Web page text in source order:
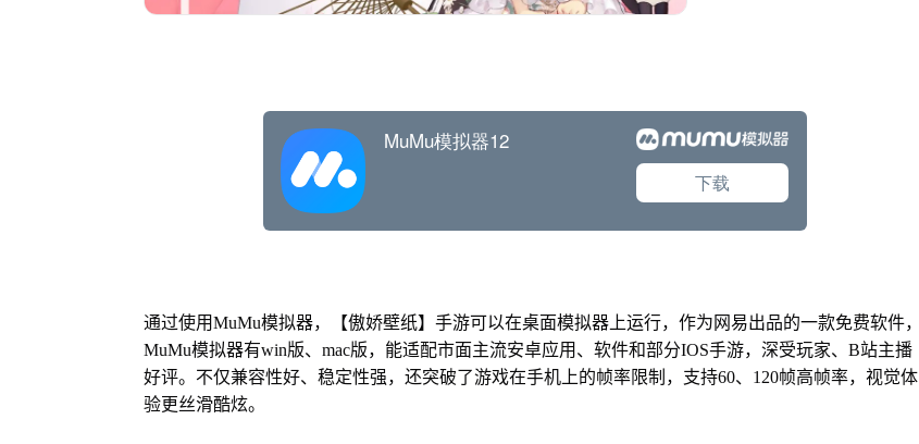
通过使用MuMu模拟器，【傲娇壁纸】手游可以在桌面模拟器上运行，作为网易出品的一款免费软件，
MuMu模拟器有win版、mac版，能适配市面主流安卓应用、软件和部分IOS手游，深受玩家、B站主播
好评。不仅兼容性好、稳定性强，还突破了游戏在手机上的帧率限制，支持60、120帧高帧率，视觉体
验更丝滑酷炫。